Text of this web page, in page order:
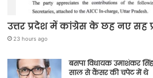
उत्तर प्रदेश में कांग्रेस के छह नए सह
23 hours ago
बसपा विधायक उमाशंकर
साल से कैंसर की चपेट में थे